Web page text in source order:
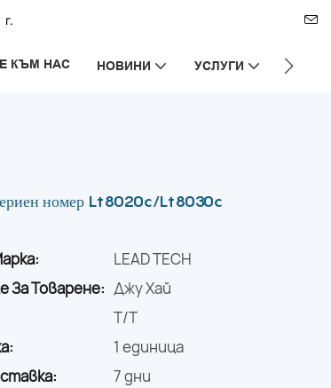
КЪМ НАС НОВИНИ УСЛУГИ ЗА НАС
номер Lt8020c/Lt8030c
LEAD TECH
За Товарене: Джу Хай
T/T
1 единица
7 дни